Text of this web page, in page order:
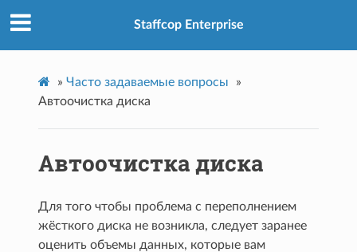
Staffcop Enterprise
» Часто задаваемые вопросы
»
Автоочистка диска
Автоочистка диска
Для того чтобы проблема с переполнением
жёсткого диска не возникла, следует заранее
оценить объемы данных, которые вам